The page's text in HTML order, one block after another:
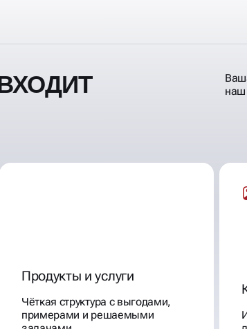
наш
Продукты и услуги
Чёткая структура с выгодами,
примерами и решаемыми